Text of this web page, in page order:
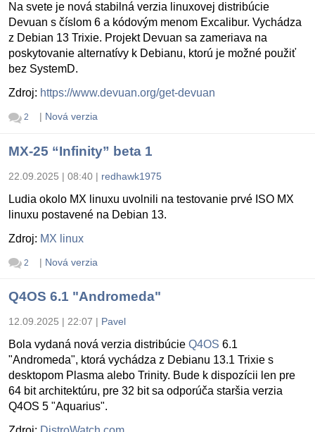
Na svete je nová stabilná verzia linuxovej distribúcie
Devuan s číslom 6 a kódovým menom Excalibur. Vychádza
z Debian 13 Trixie. Projekt Devuan sa zameriava na
poskytovanie alternatívy k Debianu, ktorú je možné použiť
bez SystemD.
Zdroj: https://www.devuan.org/get-devuan
2 | Nová verzia
MX-25 “Infinity” beta 1
22.09.2025 | 08:40 | redhawk1975
Ludia okolo MX linuxu uvolnili na testovanie prvé ISO MX
linuxu postavené na Debian 13.
Zdroj: MX linux
2 | Nová verzia
Q4OS 6.1 "Andromeda"
12.09.2025 | 22:07 | Pavel
Bola vydaná nová verzia distribúcie Q4OS 6.1
"Andromeda", ktorá vychádza z Debianu 13.1 Trixie s
desktopom Plasma alebo Trinity. Bude k dispozícii len pre
64 bit architektúru, pre 32 bit sa odporúča staršia verzia
Q4OS 5 "Aquarius".